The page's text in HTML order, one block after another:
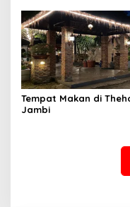
Tempat Makan di
Jambi